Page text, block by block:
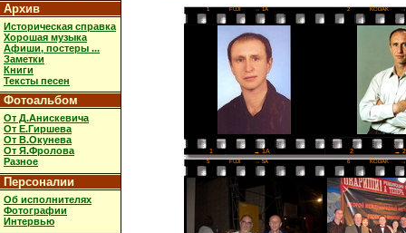
Архив
Историческая справка
Хорошая музыка
Афиши, постеры ...
Заметки
Книги
Тексты песен
Фотоальбом
От Д.Анискевича
От Е.Гиршева
От В.Окунева
От Я.Фролова
Разное
Персоналии
Об исполнителях
Фотографии
Интервью
1 FUJI → 1A 2 KODAK →
1 → 1A 2 →
5 FUJI → 5A 6 KODAK →